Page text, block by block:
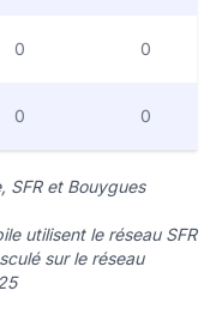
0 0
0 0
SFR et Bouygues
utilisent le réseau SFR
sur le réseau